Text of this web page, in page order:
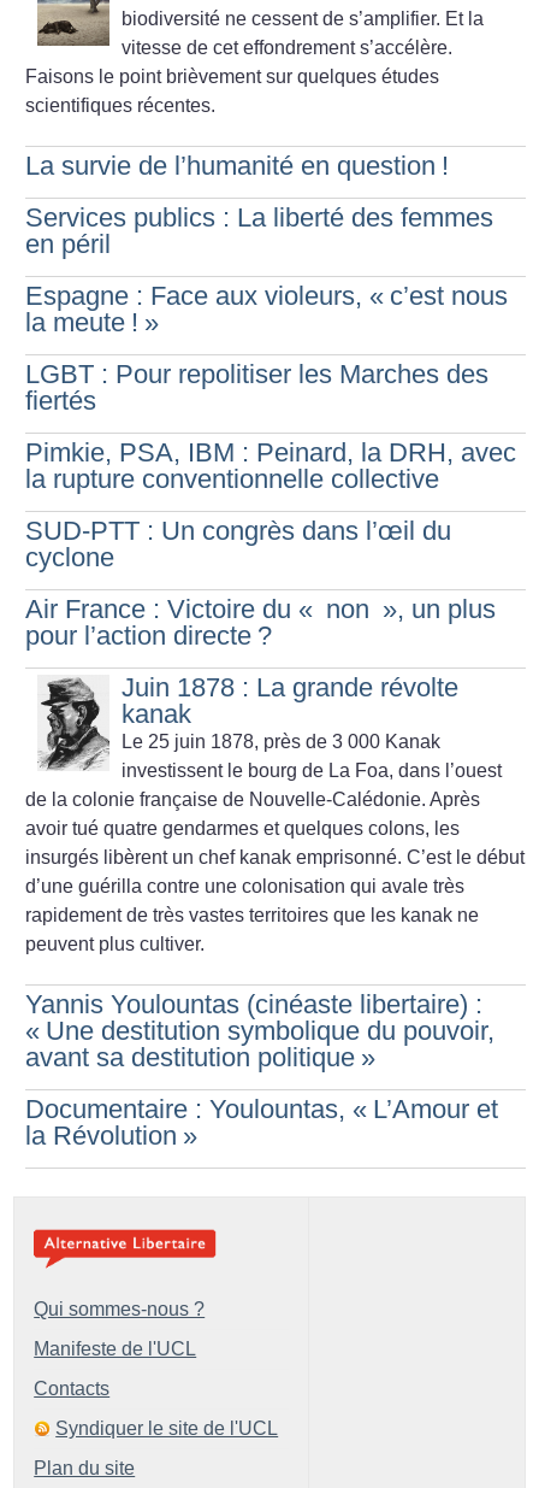
biodiversité ne cessent de s’amplifier. Et la
vitesse de cet effondrement s’accélère.
Faisons le point brièvement sur quelques études
scientifiques récentes.
La survie de l’humanité en question !
Services publics : La liberté des femmes
en péril
Espagne : Face aux violeurs, « c’est nous
la meute ! »
LGBT : Pour repolitiser les Marches des
fiertés
Pimkie, PSA, IBM : Peinard, la DRH, avec
la rupture conventionnelle collective
SUD-PTT : Un congrès dans l’œil du
cyclone
Air France : Victoire du « non », un plus
pour l’action directe ?
Juin 1878 : La grande révolte
kanak
Le 25 juin 1878, près de 3 000 Kanak
investissent le bourg de La Foa, dans l’ouest
de la colonie française de Nouvelle-Calédonie. Après
avoir tué quatre gendarmes et quelques colons, les
insurgés libèrent un chef kanak emprisonné. C’est le début
d’une guérilla contre une colonisation qui avale très
rapidement de très vastes territoires que les kanak ne
peuvent plus cultiver.
Yannis Youlountas (cinéaste libertaire) :
« Une destitution symbolique du pouvoir,
avant sa destitution politique »
Documentaire : Youlountas, « L’Amour et
la Révolution »
Qui sommes-nous ?
Manifeste de l'UCL
Contacts
Syndiquer le site de l'UCL
Plan du site